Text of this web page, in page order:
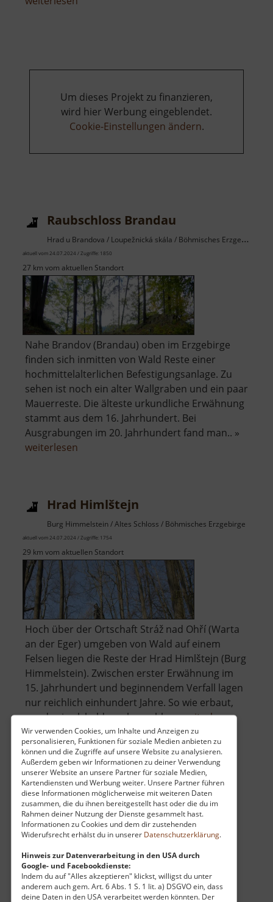
Wir verwenden Cookies, um Inhalte und Anzeigen zu
personalisieren, Funktionen für soziale Medien anbieten zu
können und die Zugriffe auf unsere Website zu analysieren.
Außerdem geben wir Informationen zu deiner Verwendung
unserer Website an unsere Partner für soziale Medien,
Kartendiensten und Werbung weiter. Unsere Partner führen
diese Informationen möglicherweise mit weiteren Daten
zusammen, die du ihnen bereitgestellt hast oder die du im
Rahmen deiner Nutzung der Dienste gesammelt hast.
Informationen zu Cookies und dem dir zustehenden
Widerufsrecht erhälst du in unserer Datenschutzerklärung.
Hinweis zur Datenverarbeitung in den USA durch
Google- und Facebookdienste:
Indem du auf "Alles akzeptieren" klickst, willigst du unter
anderem auch gem. Art. 6 Abs. 1 S. 1 lit. a) DSGVO ein, dass
deine Daten in den USA verarbeitet werden könnten. Der
Um dieses Projekt zu finanzieren,
wird hier Werbung eingeblendet.
Cookie-Einstellungen ändern.
Raubschloss Brandau
Hrad u Brandova / Loupežnická skála / Böhmisches Erzgebirge
aktuell vom 24.07.2024 / Zugriffe: 1850
27 km vom aktuellen Standort
Nahe Brandov (Brandau) oben im Erzgebirge
finden sich inmitten von Wald Reste einer
hochmittelalterlichen Befestigungsanlage. Zu
sehen ist noch ein alter Wallgraben und ein paar
Mauerreste. Die älteste urkundliche Erwähnung
stammt aus dem 16. Jahrhundert. Bei
Ausgrabungen im 20. Jahrhundert fand man.. »
weiterlesen
Hrad Himlštejn
Burg Himmelstein / Altes Schloss / Böhmisches Erzgebirge
aktuell vom 24.07.2024 / Zugriffe: 1754
29 km vom aktuellen Standort
Hoch über der Ortschaft Stráž nad Ohří (Warta
an der Eger) umgeben von Wald auf einem
Felsen liegen die Reste der Hrad Himlštejn (Burg
Himmelstein). Zwischen erster Erwähnung im
15. Jahrhundert und beginnendem Verfall lagen
nur reichlich einhundert Jahre. So wie erbaut,
wurde sie alsbald von benachb.. »weiterlesenüber
Hrad Kyšperk
Geiersburg / Böhmisches Erzgebirge
aktuell vom 24.07.2024 / Zugriffe: 1735
64 km vom aktuellen Standort
Auf einem Felssporn nahe dem Dorf Unčín